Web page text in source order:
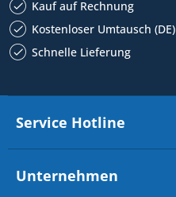
Kauf auf Rechnung
Kostenloser Umtausch (DE)
Schnelle Lieferung
Service Hotline
Unternehmen